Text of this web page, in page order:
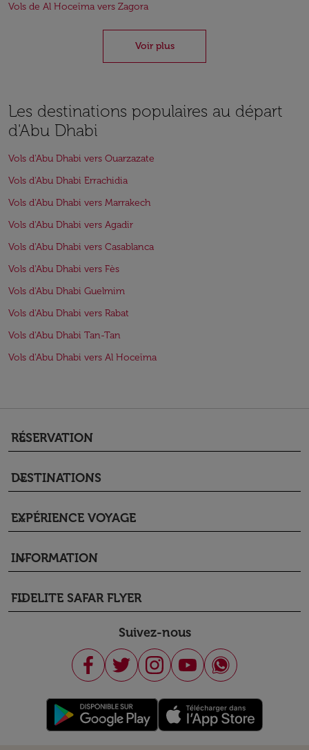
Vols de Al Hoceïma vers Zagora
Voir plus
Les destinations populaires au départ
d'Abu Dhabi
Vols d'Abu Dhabi vers Ouarzazate
Vols d'Abu Dhabi Errachidia
Vols d'Abu Dhabi vers Marrakech
Vols d'Abu Dhabi vers Agadir
Vols d'Abu Dhabi vers Casablanca
Vols d'Abu Dhabi vers Fès
Vols d'Abu Dhabi Guelmim
Vols d'Abu Dhabi vers Rabat
Vols d'Abu Dhabi Tan-Tan
Vols d'Abu Dhabi vers Al Hoceïma
RÉSERVATION
keyboard_arrow_down
DESTINATIONS
keyboard_arrow_down
EXPÉRIENCE VOYAGE
keyboard_arrow_down
INFORMATION
keyboard_arrow_down
FIDELITE SAFAR FLYER
keyboard_arrow_down
Suivez-nous